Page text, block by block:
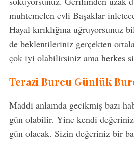
muhtemelen evli Başaklar
Hayal kırıklığına uğruyorsunuz
de beklentileriniz gerçekten
çok iyi olabilirsiniz ama herkes
Terazi Burcu Günlük
Maddi anlamda gecikmiş bazı
gün olabilir. Yine kendi
gün olacak. Sizin değeriniz bir